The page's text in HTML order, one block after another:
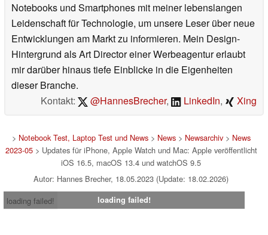
Notebooks und Smartphones mit meiner lebenslangen
Leidenschaft für Technologie, um unsere Leser über neue
Entwicklungen am Markt zu informieren. Mein Design-
Hintergrund als Art Director einer Werbeagentur erlaubt
mir darüber hinaus tiefe Einblicke in die Eigenheiten
dieser Branche.
Kontakt:
@HannesBrecher, LinkedIn, Xing
> Notebook Test, Laptop Test und News> News> Newsarchiv> News
2023-05> Updates für iPhone, Apple Watch und Mac: Apple veröffentlicht
iOS 16.5, macOS 13.4 und watchOS 9.5
Autor: Hannes Brecher, 18.05.2023 (Update: 18.02.2026)
loading failed!
loading failed!